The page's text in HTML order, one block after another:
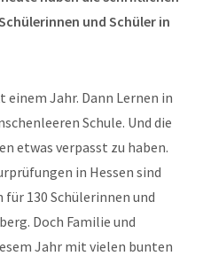
und Schüler in
einem Jahr. Dann Lernen in
Schule. Und die
etwas verpasst zu haben.
in Hessen sind
130 Schülerinnen und
Doch Familie und
Jahr mit vielen bunten